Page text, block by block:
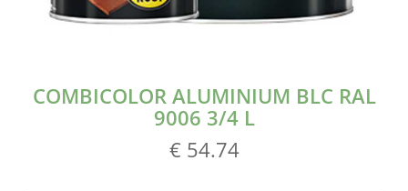
COMBICOLOR ALUMINIUM BLC RAL
9006 3/4 L
€ 54.74